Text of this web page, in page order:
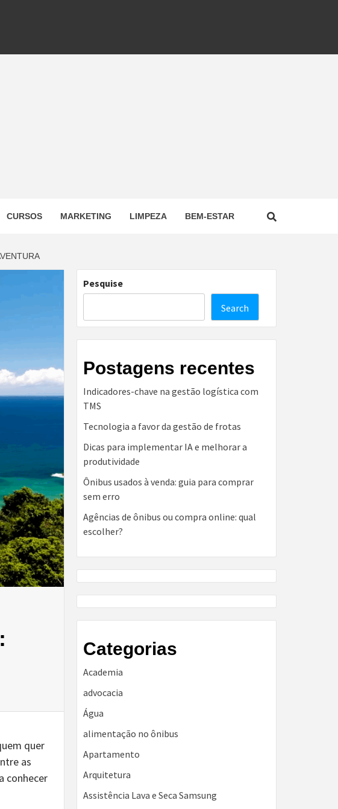
CURSOS MARKETING LIMPEZA BEM-ESTAR
quer
as
conhecer
Pesquise
Search
Postagens recentes
Indicadores-chave na gestão logística com
TMS
Tecnologia a favor da gestão de frotas
Dicas para implementar IA e melhorar a
produtividade
Ônibus usados à venda: guia para comprar
sem erro
Agências de ônibus ou compra online: qual
escolher?
Categorias
Academia
advocacia
Água
alimentação no ônibus
Apartamento
Arquitetura
Assistência Lava e Seca Samsung